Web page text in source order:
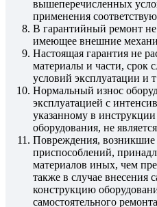
вышеперечисленных
применения
В гарантийный ремонт
имеющее внешние
Настоящая гарантия не
материалы и части, срок
условий эксплуатации и
Нормальный износ
эксплуатацией с
указанному в
оборудования, не
Повреждения, возникшие
приспособлений,
материалов иных, чем
также в случае внесения
конструкцию
самостоятельного